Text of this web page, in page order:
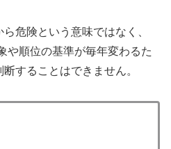
危険という意味ではなく、
や順位の基準が毎年変わるた
することはできません。